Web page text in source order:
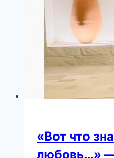
«Вот что
любовь…»